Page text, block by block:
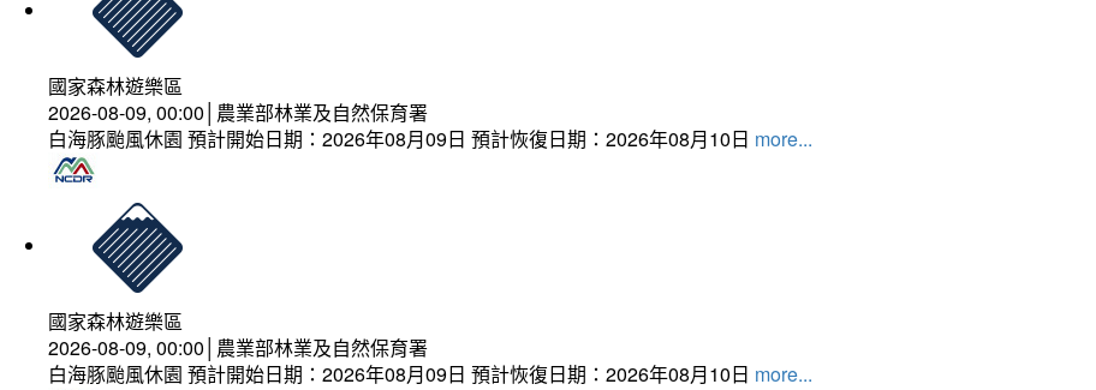
國家森林遊樂區
2026-08-09, 00:00│農業部林業及自然保育署
白海豚颱風休園 預計開始日期：2026年08月09日 預計恢復日期：2026年08月10日 more...
國家森林遊樂區
2026-08-09, 00:00│農業部林業及自然保育署
白海豚颱風休園 預計開始日期：2026年08月09日 預計恢復日期：2026年08月10日 more...